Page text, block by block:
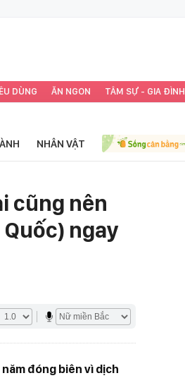
DÙNG ĂN NGON TÂM SỰ - GIA ĐÌNH
NHÂN VẬT
cũng nên
ngay
đóng biên vì dịch